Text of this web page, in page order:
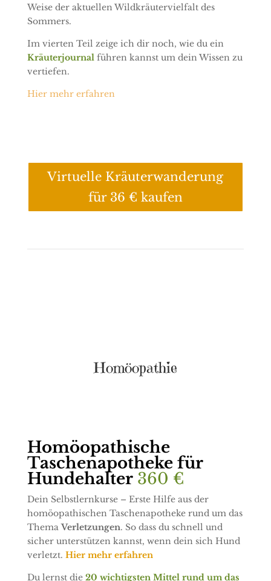
Weise der aktuellen Wildkräutervielfalt des
Sommers.
Im vierten Teil zeige ich dir noch, wie du ein
Kräuterjournalführen kannst um dein Wissen zu
vertiefen.
Hier mehr erfahren
Virtuelle Kräuterwanderung
für 36 € kaufen
Homöopathie
Homöopathische
Taschenapotheke für
Hundehalter 360 €
Dein Selbstlernkurse – Erste Hilfe aus der
homöopathischen Taschenapotheke rund um das
ThemaVerletzungen. So dass du schnell und
sicher unterstützen kannst, wenn dein sich Hund
verletzt. Hier mehr erfahren
Du lernst die 20 wichtigsten Mittel rund um das